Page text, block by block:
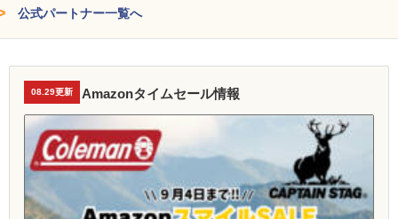
公式パートナー一覧へ
08.29更新 Amazonタイムセール情報